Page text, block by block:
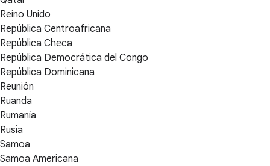
Reino Unido
República Centroafricana
República Checa
República Democrática del Congo
República Dominicana
Reunión
Ruanda
Rumanía
Rusia
Samoa
Samoa Americana